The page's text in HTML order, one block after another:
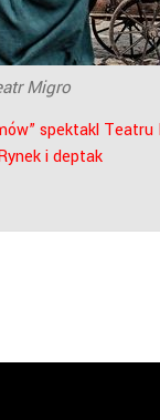
Migro
spektakl Teatru
i deptak